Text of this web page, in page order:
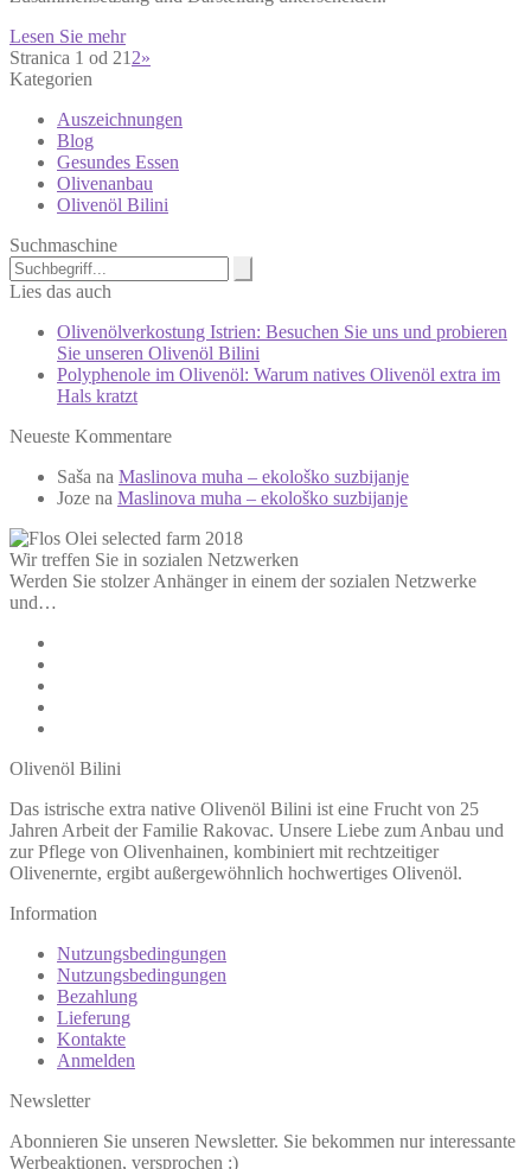
Lesen Sie mehr
Stranica 1 od 21 2»
Kategorien
Auszeichnungen
Blog
Gesundes Essen
Olivenanbau
Olivenöl Bilini
Suchmaschine
Lies das auch
Olivenölverkostung Istrien: Besuchen Sie uns und probieren
Sie unseren Olivenöl Bilini
Polyphenole im Olivenöl: Warum natives Olivenöl extra im
Hals kratzt
Neueste Kommentare
Saša na Maslinova muha – ekološko suzbijanje
Joze na Maslinova muha – ekološko suzbijanje
Wir treffen Sie in sozialen Netzwerken
Werden Sie stolzer Anhänger in einem der sozialen Netzwerke
und…
Olivenöl Bilini
Das istrische extra native Olivenöl Bilini ist eine Frucht von 25
Jahren Arbeit der Familie Rakovac. Unsere Liebe zum Anbau und
zur Pflege von Olivenhainen, kombiniert mit rechtzeitiger
Olivenernte, ergibt außergewöhnlich hochwertiges Olivenöl.
Information
Nutzungsbedingungen
Nutzungsbedingungen
Bezahlung
Lieferung
Kontakte
Anmelden
Newsletter
Abonnieren Sie unseren Newsletter. Sie bekommen nur interessante
Werbeaktionen, versprochen :)